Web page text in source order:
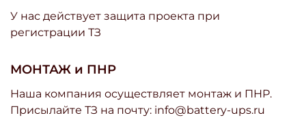
У нас действует защита проекта при
регистрации ТЗ
МОНТАЖ и ПНР
Наша компания осуществляет монтаж и ПНР.
Присылайте ТЗ на почту: info@battery-ups.ru